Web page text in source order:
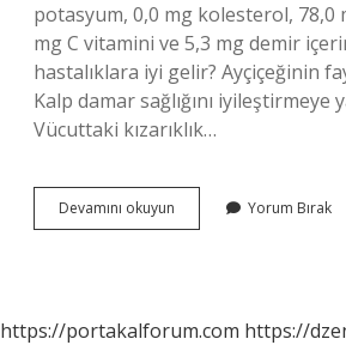
potasyum, 0,0 mg kolesterol, 78,0
mg C vitamini ve 5,3 mg demir
hastalıklara iyi gelir? Ayçiçeğinin
Kalp damar sağlığını iyileştirmeye
Vücuttaki kızarıklık…
Devamını okuyun
Çekirdeğinde
Yorum Bırak
https://portakalforum.com https://